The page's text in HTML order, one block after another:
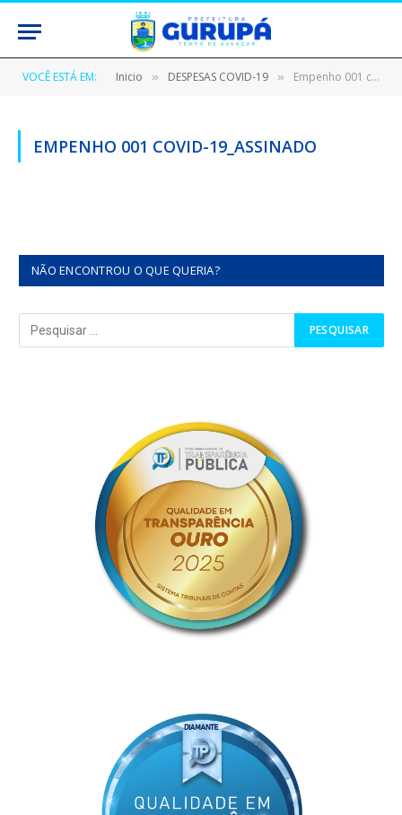
VOCÊ ESTÁ EM: Inicio » DESPESAS COVID-19 » Empenho 001 covid-19_assinado
EMPENHO 001 COVID-19_ASSINADO
NÃO ENCONTROU O QUE QUERIA?